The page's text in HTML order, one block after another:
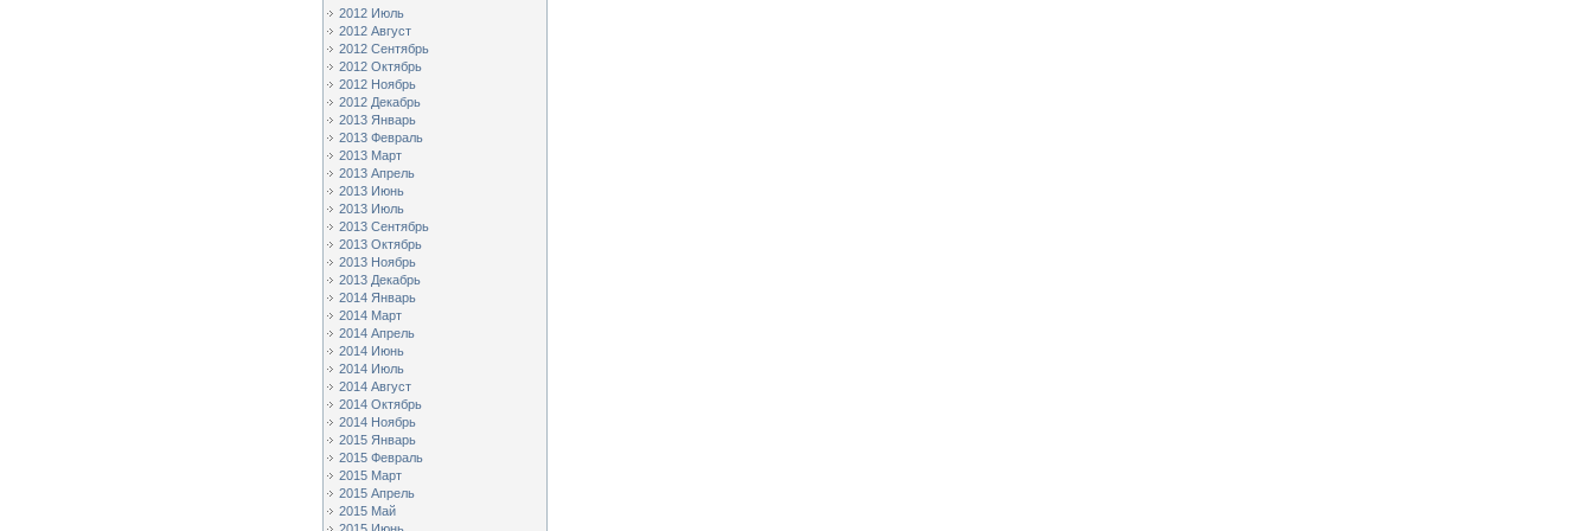
2012 Июль
2012 Август
2012 Сентябрь
2012 Октябрь
2012 Ноябрь
2012 Декабрь
2013 Январь
2013 Февраль
2013 Март
2013 Апрель
2013 Июнь
2013 Июль
2013 Сентябрь
2013 Октябрь
2013 Ноябрь
2013 Декабрь
2014 Январь
2014 Март
2014 Апрель
2014 Июнь
2014 Июль
2014 Август
2014 Октябрь
2014 Ноябрь
2015 Январь
2015 Февраль
2015 Март
2015 Апрель
2015 Май